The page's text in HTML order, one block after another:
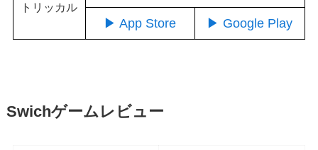
トリッカル
▶ App Store ▶ Google Play
Swichゲームレビュー